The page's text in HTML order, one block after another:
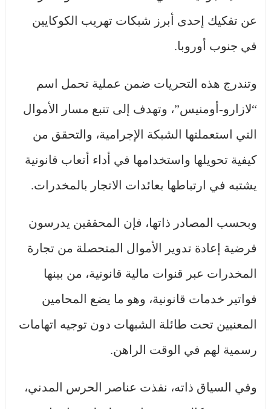
عن تفكيك إحدى أبرز شبكات تهريب الكوكايين
في جنوب أوروبا.
وتندرج هذه التحريات ضمن عملية تحمل اسم
“لازارو-أومنيس”، وتهدف إلى تتبع مسار الأموال
التي استعملتها الشبكة الإجرامية، والتحقق من
كيفية تحويلها واستخدامها في أداء أتعاب قانونية
يشتبه في ارتباطها بعائدات الاتجار بالمخدرات.
وبحسب المصادر ذاتها، فإن المحققين يدرسون
فرضية إعادة تدوير الأموال المتحصلة من تجارة
المخدرات عبر قنوات مالية قانونية، من بينها
فواتير خدمات قانونية، وهو ما يضع المحامين
المعنيين تحت طائلة الشبهات دون توجيه اتهامات
رسمية لهم في الوقت الراهن.
وفي السياق ذاته، نفذت عناصر الحرس المدني،